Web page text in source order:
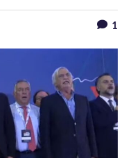
1